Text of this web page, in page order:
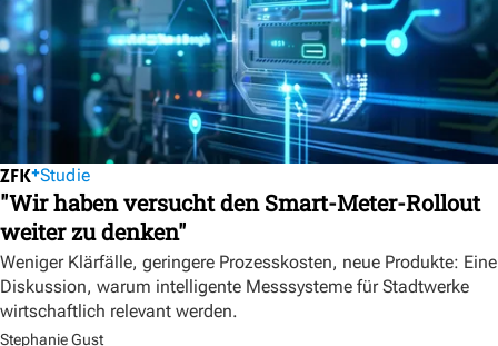
Studie
"Wir haben versucht den Smart-Meter-Rollout
weiter zu denken"
Weniger Klärfälle, geringere Prozesskosten, neue Produkte: Eine
Diskussion, warum intelligente Messsysteme für Stadtwerke
wirtschaftlich relevant werden.
Stephanie Gust